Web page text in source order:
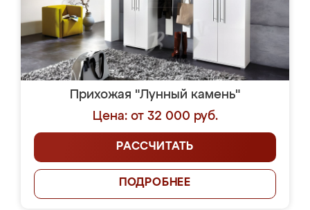
Прихожая "Лунный камень"
Цена: от 32 000 руб.
РАССЧИТАТЬ
ПОДРОБНЕЕ